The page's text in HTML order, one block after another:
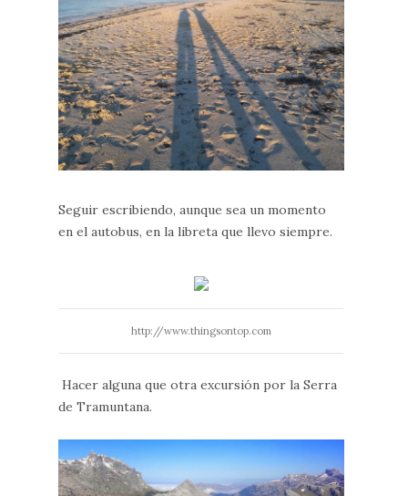
Seguir escribiendo, aunque sea un momento
en el autobus, en la libreta que llevo siempre.
http://www.thingsontop.com
Hacer alguna que otra excursión por la Serra
de Tramuntana.